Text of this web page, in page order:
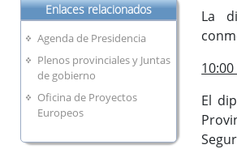
Enlaces relacionados
Agenda de Presidencia
Plenos provinciales y Juntas
de gobierno
Oficina de Proyectos
Europeos
La
El